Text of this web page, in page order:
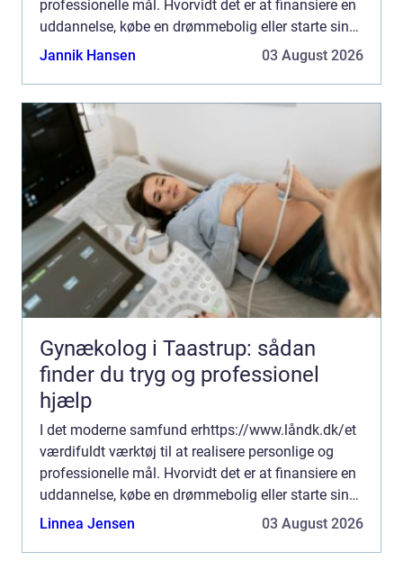
professionelle mål. Hvorvidt det er at finansiere en
uddannelse, købe en drømmebolig eller starte sin
virks...
Jannik Hansen 03 August 2026
Gynækolog i Taastrup: sådan
finder du tryg og professionel
hjælp
I det moderne samfund erhttps://www.låndk.dk/et
værdifuldt værktøj til at realisere personlige og
professionelle mål. Hvorvidt det er at finansiere en
uddannelse, købe en drømmebolig eller starte sin
virks...
Linnea Jensen 03 August 2026